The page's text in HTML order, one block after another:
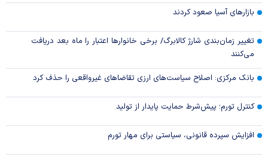
بازارهای آسیا صعود کردند
تغییر زمان‌بندی شارژ کالابرگ/ برخی خانوار‌ها اعتبار را ماه بعد دریافت
می‌کنند
بانک مرکزی: اصلاح سیاست‌های ارزی تقاضاهای غیرواقعی را حذف کرد
کنترل تورم؛ پیش‌شرط حمایت پایدار از تولید
افزایش سپرده قانونی، سیاستی برای مهار تورم